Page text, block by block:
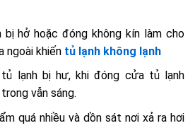
bị hở hoặc đóng không kín làm cho
ngoài khiến tủ lạnh không lạnh
lạnh bị hư, khi đóng cửa tủ lạnh
vẫn sáng.
quá nhiều và dồn sát nơi xả ra hơi